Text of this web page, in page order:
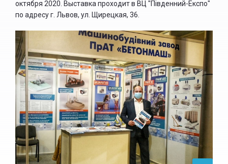
октября 2020. Выставка проходит в ВЦ "Південний-Експо"
по адресу г. Львов, ул. Щирецкая, 36.